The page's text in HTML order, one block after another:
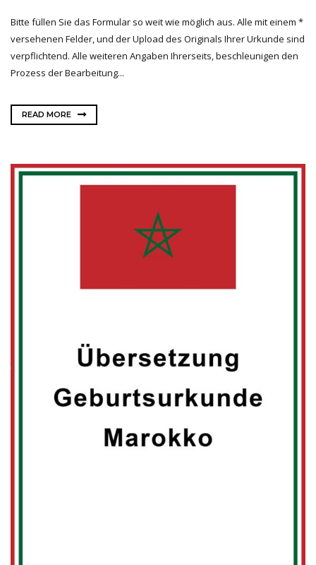
Bitte füllen Sie das Formular so weit wie möglich aus. Alle mit einem *
versehenen Felder, und der Upload des Originals Ihrer Urkunde sind
verpflichtend. Alle weiteren Angaben Ihrerseits, beschleunigen den
Prozess der Bearbeitung...
READ MORE